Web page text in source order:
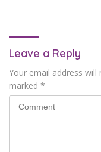
Leave a Reply
Your email address will
marked *